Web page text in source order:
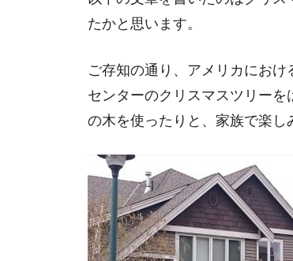
たかと思います。
ご存知の通り、アメリカにお
センターのクリスマスツリー
の木を使ったりと、家族で楽し